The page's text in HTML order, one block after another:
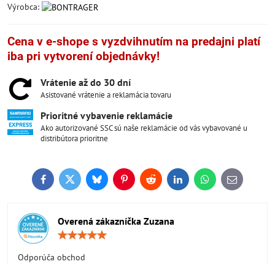
Výrobca:
Cena v e-shope s vyzdvihnutím na predajni platí
iba pri vytvorení objednávky!
Vrátenie až do 30 dní
Asistované vrátenie a reklamácia tovaru
Prioritné vybavenie reklamácie
Ako autorizované SSC sú naše reklamácie od vás vybavované u
distribútora prioritne
FacebookTwitterBlueskyPinterestReddit LinkedInWhatsApp
E-
mail
Overená zákazníčka Zuzana
Odporúča obchod